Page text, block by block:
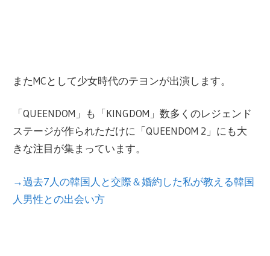
またMCとして少女時代のテヨンが出演します。
「QUEENDOM」も「KINGDOM」数多くのレジェンド
ステージが作られただけに「QUEENDOM 2」にも大
きな注目が集まっています。
→過去7人の韓国人と交際＆婚約した私が教える韓国
人男性との出会い方